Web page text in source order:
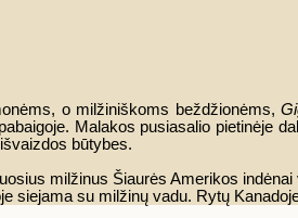
o milžiniškoms beždžionėms,
Malakos pusiasalio pietinėje
būtybes.
milžinus Šiaurės Amerikos
siejama su milžinų vadu. Rytų